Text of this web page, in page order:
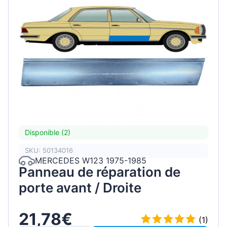
Disponible (2)
SKU: 50134016
MERCEDES W123 1975-1985
Panneau de réparation de
porte avant / Droite
21,78€
(1)